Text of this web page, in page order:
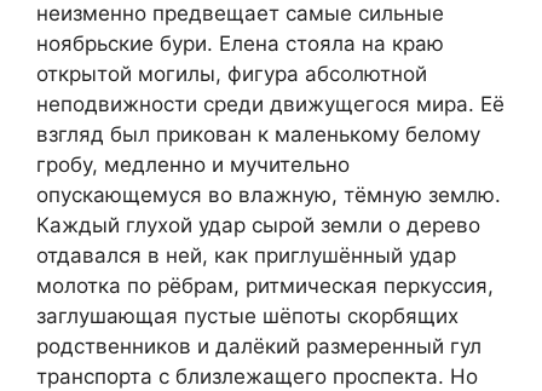
неизменно предвещает самые сильные
ноябрьские бури. Елена стояла на краю
открытой могилы, фигура абсолютной
неподвижности среди движущегося мира. Её
взгляд был прикован к маленькому белому
гробу, медленно и мучительно
опускающемуся во влажную, тёмную землю.
Каждый глухой удар сырой земли о дерево
отдавался в ней, как приглушённый удар
молотка по рёбрам, ритмическая перкуссия,
заглушающая пустые шёпоты скорбящих
родственников и далёкий размеренный гул
транспорта с близлежащего проспекта. Но